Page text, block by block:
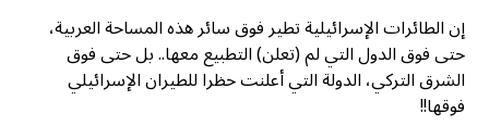
إن الطائرات الإسرائيلية تطير فوق سائر هذه المساحة العربية،
حتى فوق الدول التي لم (تعلن) التطبيع معها.. بل حتى فوق
الشرق التركي، الدولة التي أعلنت حظرا للطيران الإسرائيلي
فوقها!!